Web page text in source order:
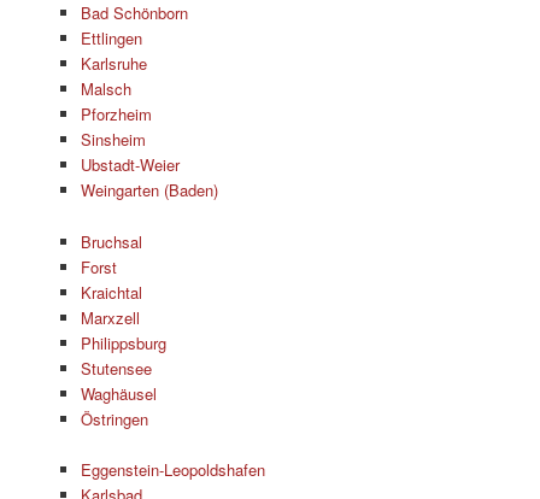
Bad Schönborn
Ettlingen
Karlsruhe
Malsch
Pforzheim
Sinsheim
Ubstadt-Weier
Weingarten (Baden)
Bruchsal
Forst
Kraichtal
Marxzell
Philippsburg
Stutensee
Waghäusel
Östringen
Eggenstein-Leopoldshafen